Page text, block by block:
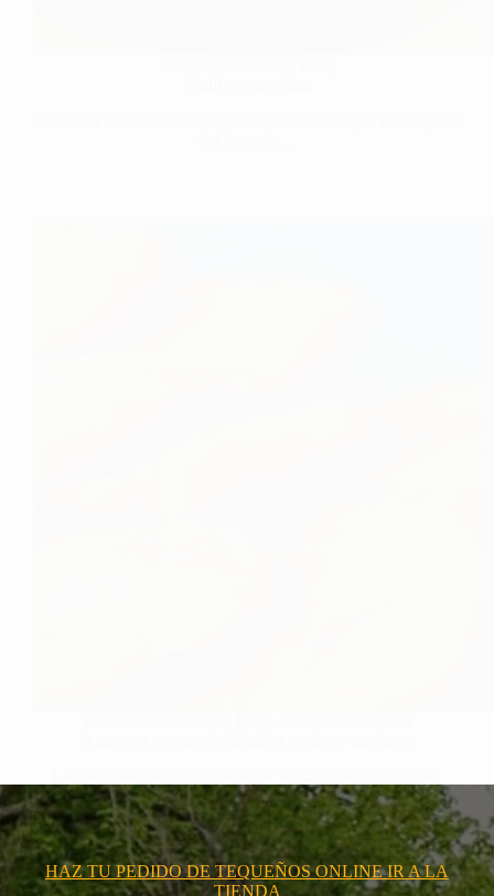
muchas cocinas…
HAZ TU PEDIDO DE TEQUEÑOS ONLINE IR A LA
TIENDA